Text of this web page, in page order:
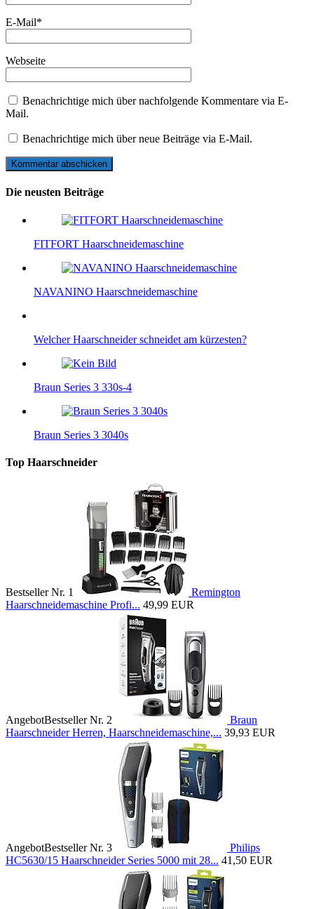
E-Mail*
Webseite
Benachrichtige mich über nachfolgende Kommentare via E-
Mail.
Benachrichtige mich über neue Beiträge via E-Mail.
Die neusten Beiträge
FITFORT Haarschneidemaschine
NAVANINO Haarschneidemaschine
Welcher Haarschneider schneidet am kürzesten?
Braun Series 3 330s-4
Braun Series 3 3040s
Top Haarschneider
Bestseller Nr. 1
Remington
Haarschneidemaschine Profi... 49,99 EUR
AngebotBestseller Nr. 2
Braun
Haarschneider Herren, Haarschneidemaschine,... 39,93 EUR
AngebotBestseller Nr. 3
Philips
HC5630/15 Haarschneider Series 5000 mit 28... 41,50 EUR